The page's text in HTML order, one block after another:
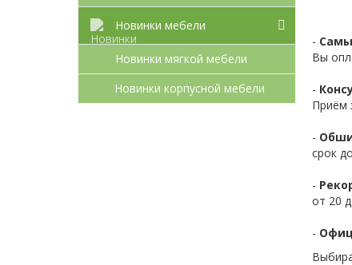
Новинки мебели
Новинки мягкой мебели
Новинки корпусной мебели
-
Вы
-
Приём
-
срок
-
от 20
-